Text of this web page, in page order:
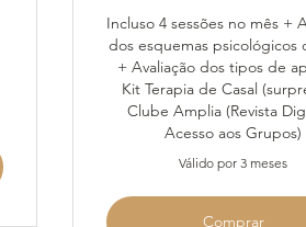
Incluso 4 sessões no mês +
dos esquemas psicológicos
+ Avaliação dos tipos de
Kit Terapia de Casal
Clube Amplia (Revista
Acesso aos Grupos)
Válido por 3 meses
Comprar